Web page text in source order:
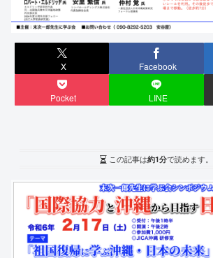
X Facebook
Pocket LINE
この記事は約1分で読めます。